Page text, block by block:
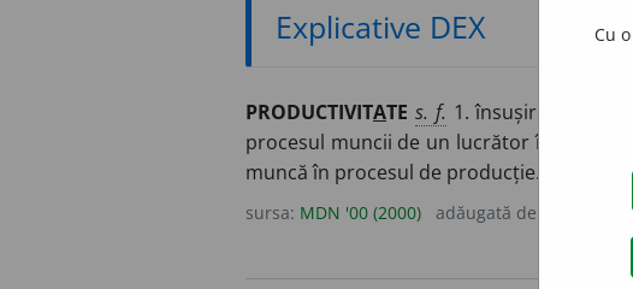
Explicative DEX
PRODUCTIVITATE s. f. 1. însușirea de a
procesul muncii de un lucrător într-o
muncă în procesul de producție. 2.
sursa: MDN '00 (2000) adăugată de
Cu